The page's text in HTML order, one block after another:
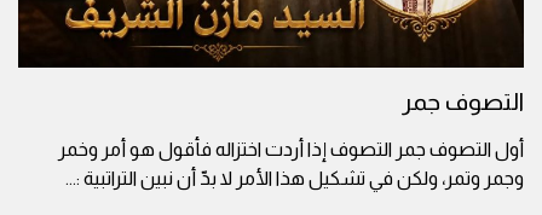
التصوف جمر
أول التصوف جمر التصوف إذا أردت اختزاله فأقول هو أمر وخمر
وجمر وتمر، ولكن في تشكيل هذا الأمر لا بدّ أن نبين التراتبية :...